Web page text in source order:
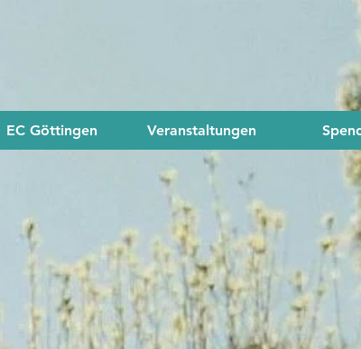
EC Göttingen Veranstaltungen